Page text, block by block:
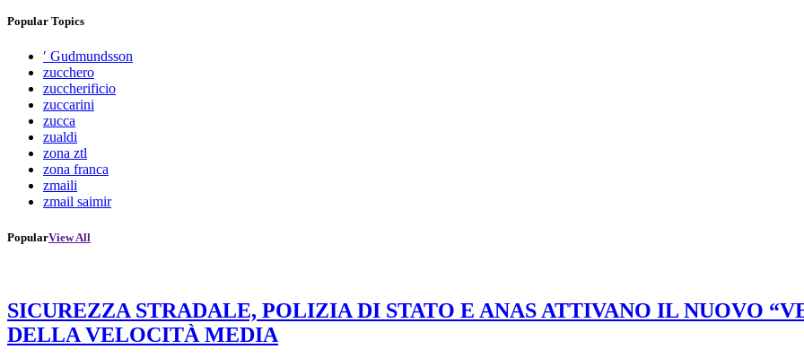
Popular Topics
′ Gudmundsson
zucchero
zuccherificio
zuccarini
zucca
zualdi
zona ztl
zona franca
zmaili
zmail saimir
PopularView All
SICUREZZA STRADALE, POLIZIA DI STATO E ANAS ATTIVANO IL NUOVO
DELLA VELOCITÀ MEDIA